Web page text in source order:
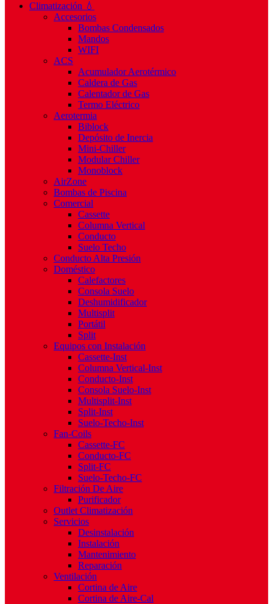
Climatización 💧
Accesorios
Bombas Condensados
Mandos
WIFI
ACS
Acumulador Aerotérmico
Caldera de Gas
Calentador de Gas
Termo Eléctrico
Aerotermia
Biblock
Depósito de Inercia
Mini-Chiller
Modular Chiller
Monoblock
AirZone
Bombas de Piscina
Comercial
Cassette
Columna Vertical
Conducto
Suelo Techo
Conducto Alta Presión
Doméstico
Calefactores
Consola Suelo
Deshumidificador
Multisplit
Portátil
Split
Equipos con Instalación
Cassette-Inst
Columna Vertical-Inst
Conducto-Inst
Consola Suelo-Inst
Multisplit-Inst
Split-Inst
Suelo-Techo-Inst
Fan-Coils
Cassette-FC
Conducto-FC
Split-FC
Suelo-Techo-FC
Filtración De Aire
Purificador
Outlet Climatización
Servicios
Desinstalación
Instalación
Mantenimiento
Reparación
Ventilación
Cortina de Aire
Cortina de Aire-Cal